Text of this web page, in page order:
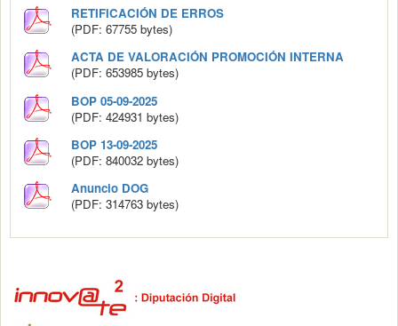
RETIFICACIÓN DE ERROS
(PDF: 67755 bytes)
ACTA DE VALORACIÓN PROMOCIÓN INTERNA
(PDF: 653985 bytes)
BOP 05-09-2025
(PDF: 424931 bytes)
BOP 13-09-2025
(PDF: 840032 bytes)
Anuncio DOG
(PDF: 314763 bytes)